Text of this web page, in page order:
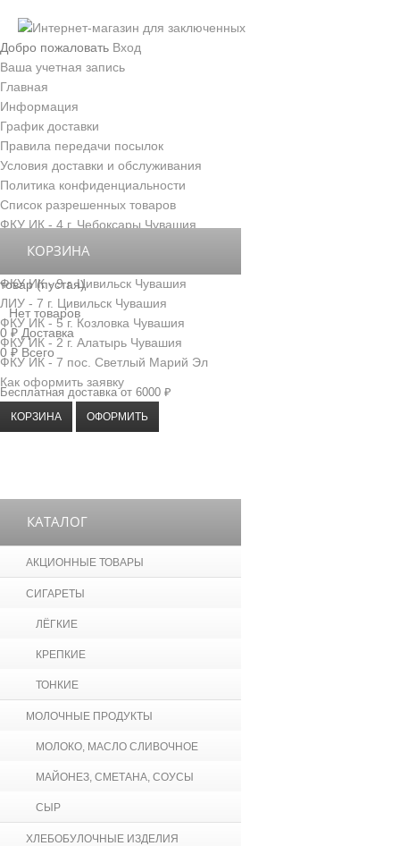
Добро пожаловать Вход
Ваша учетная запись
Главная
Информация
График доставки
Правила передачи посылок
Условия доставки и обслуживания
Политика конфиденциальности
Список разрешенных товаров
ФКУ ИК - 4 г. Чебоксары Чувашия
ФКУ ИК - 3 г. Новочебоксарск Чувашия
ФКУ ИК - 9 г. Цивильск Чувашия
ЛИУ - 7 г. Цивильск Чувашия
ФКУ ИК - 5 г. Козловка Чувашия
ФКУ ИК - 2 г. Алатырь Чувашия
ФКУ ИК - 7 пос. Светлый Марий Эл
Как оформить заявку
КОРЗИНА
товар (пустая)
Нет товаров
0 ₽ Доставка
0 ₽ Всего
Бесплатная доставка от 6000 ₽
КОРЗИНА ОФОРМИТЬ
КАТАЛОГ
АКЦИОННЫЕ ТОВАРЫ
СИГАРЕТЫ
ЛЁГКИЕ
КРЕПКИЕ
ТОНКИЕ
МОЛОЧНЫЕ ПРОДУКТЫ
МОЛОКО, МАСЛО СЛИВОЧНОЕ
МАЙОНЕЗ, СМЕТАНА, СОУСЫ
СЫР
ХЛЕБОБУЛОЧНЫЕ ИЗДЕЛИЯ